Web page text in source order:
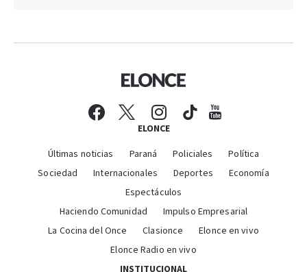
ELONCE
Últimas noticias Paraná Policiales
Política
Sociedad
Internacionales Deportes
Economía
Espectáculos
Haciendo Comunidad
Impulso Empresarial
La Cocina del Once
Clasionce
Elonce en vivo
Elonce Radio en vivo
INSTITUCIONAL